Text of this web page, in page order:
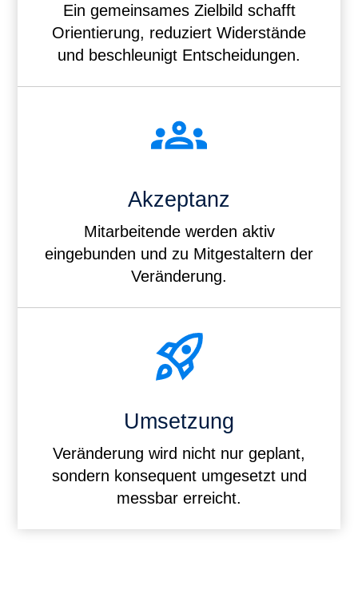
Ein gemeinsames Zielbild schafft
Orientierung, reduziert Widerstände
und beschleunigt Entscheidungen.
Akzeptanz
Mitarbeitende werden aktiv
eingebunden und zu Mitgestaltern der
Veränderung.
Umsetzung
Veränderung wird nicht nur geplant,
sondern konsequent umgesetzt und
messbar erreicht.